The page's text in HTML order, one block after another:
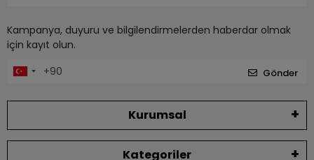
Kampanya, duyuru ve bilgilendirmelerden haberdar olmak
için kayıt olun.
Gönder
Kurumsal
Kategoriler